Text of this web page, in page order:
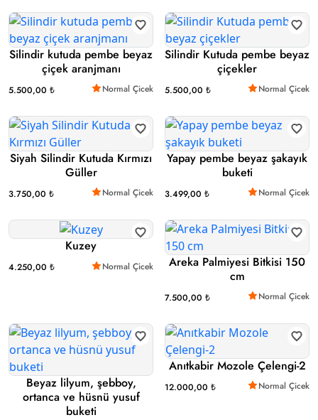
Silindir kutuda pembe beyaz
çiçek aranjmanı
5.500,00 ₺ Normal Çicek
Silindir Kutuda pembe beyaz
çiçekler
5.500,00 ₺ Normal Çicek
Siyah Silindir Kutuda Kırmızı
Güller
3.750,00 ₺ Normal Çicek
Yapay pembe beyaz şakayık
buketi
3.499,00 ₺ Normal Çicek
Kuzey
4.250,00 ₺ Normal Çicek
Areka Palmiyesi Bitkisi 150
cm
7.500,00 ₺ Normal Çicek
Beyaz lilyum, şebboy,
ortanca ve hüsnü yusuf
buketi
Anıtkabir Mozole Çelengi-2
12.000,00 ₺ Normal Çicek